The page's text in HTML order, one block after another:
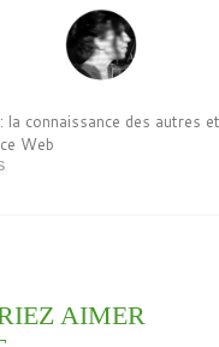
la connaissance des autres
Web
AIMER